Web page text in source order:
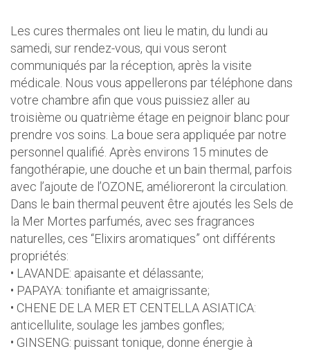
Les cures thermales ont lieu le matin, du lundi au
samedi, sur rendez-vous, qui vous seront
communiqués par la réception, après la visite
médicale. Nous vous appellerons par téléphone dans
votre chambre afin que vous puissiez aller au
troisième ou quatrième étage en peignoir blanc pour
prendre vos soins. La boue sera appliquée par notre
personnel qualifié. Après environs 15 minutes de
fangothérapie, une douche et un bain thermal, parfois
avec l’ajoute de l’OZONE, amélioreront la circulation.
Dans le bain thermal peuvent être ajoutés les Sels de
la Mer Mortes parfumés, avec ses fragrances
naturelles, ces “Elixirs aromatiques” ont différents
propriétés:
• LAVANDE: apaisante et délassante;
• PAPAYA: tonifiante et amaigrissante;
• CHENE DE LA MER ET CENTELLA ASIATICA:
anticellulite, soulage les jambes gonfles;
• GINSENG: puissant tonique, donne énergie à